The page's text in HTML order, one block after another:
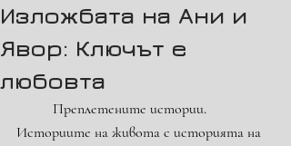
Изложбата на Ани и
Явор: Ключът е
любовта
Историите на живота с историята на